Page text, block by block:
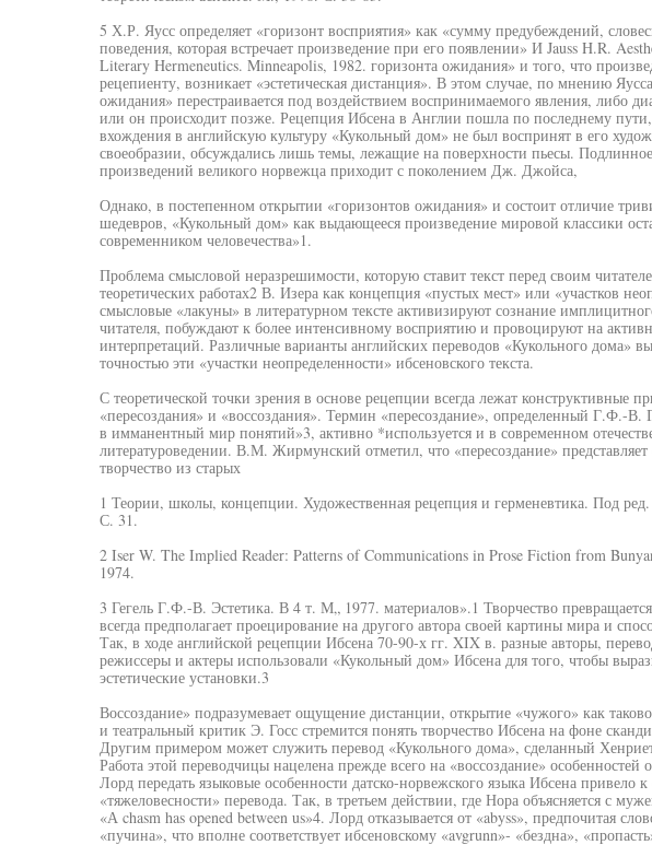
5 Х.Р. Яусс определяет «горизонт восприятия» как «сумму предубеждений,
поведения, которая встречает произведение при его появлении» И Jauss H.R.
Literary Hermeneutics. Minneapolis, 1982. горизонта ожидания» и того, что
рецепиенту, возникает «эстетическая дистанция». В этом случае, по мнению
ожидания» перестраивается под воздействием воспринимаемого явления, либо
или он происходит позже. Рецепция Ибсена в Англии пошла по последнему
вхождения в английскую культуру «Кукольный дом» не был воспринят в его
своеобразии, обсуждались лишь темы, лежащие на поверхности пьесы.
произведений великого норвежца приходит с поколением Дж. Джойса,
Однако, в постепенном открытии «горизонтов ожидания» и состоит отличие
шедевров, «Кукольный дом» как выдающееся произведение мировой классики
современником человечества»1.
Проблема смысловой неразрешимости, которую ставит текст перед своим
теоретических работах2 В. Изера как концепция «пустых мест» или «участков
смысловые «лакуны» в литературном тексте активизируют сознание
читателя, побуждают к более интенсивному восприятию и провоцируют на
интерпретаций. Различные варианты английских переводов «Кукольного дома»
точностью эти «участки неопределенности» ибсеновского текста.
С теоретической точки зрения в основе рецепции всегда лежат конструктивные
«пересоздания» и «воссоздания». Термин «пересоздание», определенный Г.Ф.-В.
в имманентный мир понятий»3, активно *используется и в современном
литературоведении. В.М. Жирмунский отметил, что «пересоздание»
творчество из старых
1 Теории, школы, концепции. Художественная рецепция и герменевтика. Под
С. 31.
2 Iser W. The Implied Reader: Patterns of Communications in Prose Fiction from
1974.
3 Гегель Г.Ф.-В. Эстетика. В 4 т. М„ 1977. материалов».1 Творчество
всегда предполагает проецирование на другого автора своей картины мира и
Так, в ходе английской рецепции Ибсена 70-90-х гг. XIX в. разные авторы,
режиссеры и актеры использовали «Кукольный дом» Ибсена для того, чтобы
эстетические установки.3
Воссоздание» подразумевает ощущение дистанции, открытие «чужого» как
и театральный критик Э. Госс стремится понять творчество Ибсена на фоне
Другим примером может служить перевод «Кукольного дома», сделанный
Работа этой переводчицы нацелена прежде всего на «воссоздание» особенностей
Лорд передать языковые особенности датско-норвежского языка Ибсена привело
«тяжеловесности» перевода. Так, в третьем действии, где Нора объясняется с
«А chasm has opened between us»4. Лорд отказывается от «abyss», предпочитая
«пучина», что вполне соответствует ибсеновскому «avgrunn»- «бездна»,